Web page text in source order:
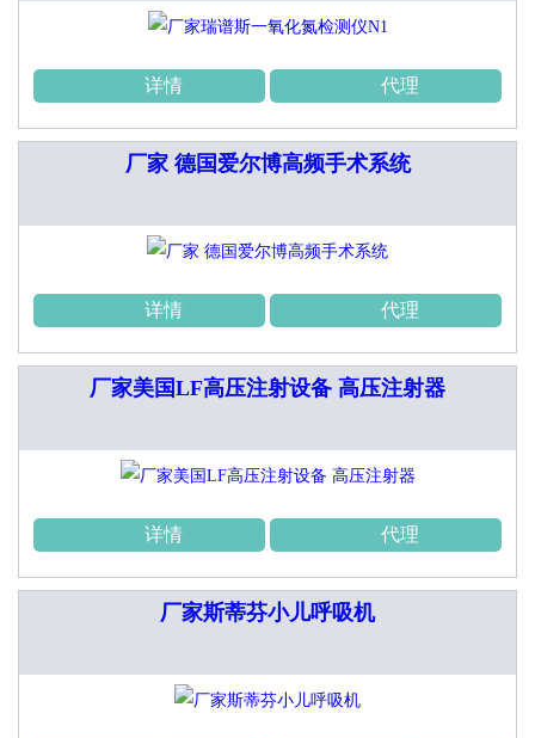
详情 代理
厂家 德国爱尔博高频手术系统
详情 代理
厂家美国LF高压注射设备 高压注射器
详情 代理
厂家斯蒂芬小儿呼吸机